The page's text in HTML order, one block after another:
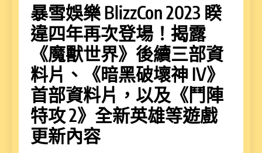
暴雪娛樂 BlizzCon 2023 睽
違四年再次登場！揭露
《魔獸世界》後續三部資
料片、《暗黑破壞神 IV》
首部資料片，以及《鬥陣
特攻 2》全新英雄等遊戲
更新內容